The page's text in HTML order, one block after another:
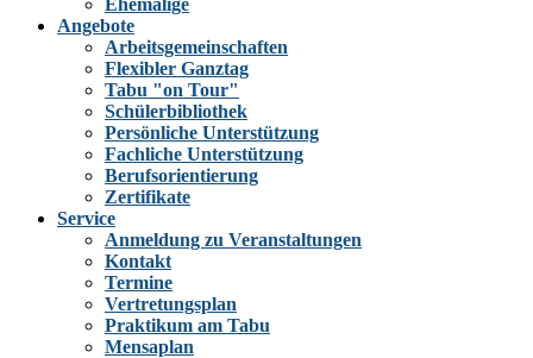
Angebote
Arbeitsgemeinschaften
Flexibler Ganztag
Tabu "on Tour"
Schülerbibliothek
Persönliche Unterstützung
Fachliche Unterstützung
Berufsorientierung
Zertifikate
Service
Anmeldung zu Veranstaltungen
Kontakt
Termine
Vertretungsplan
Praktikum am Tabu
Mensaplan